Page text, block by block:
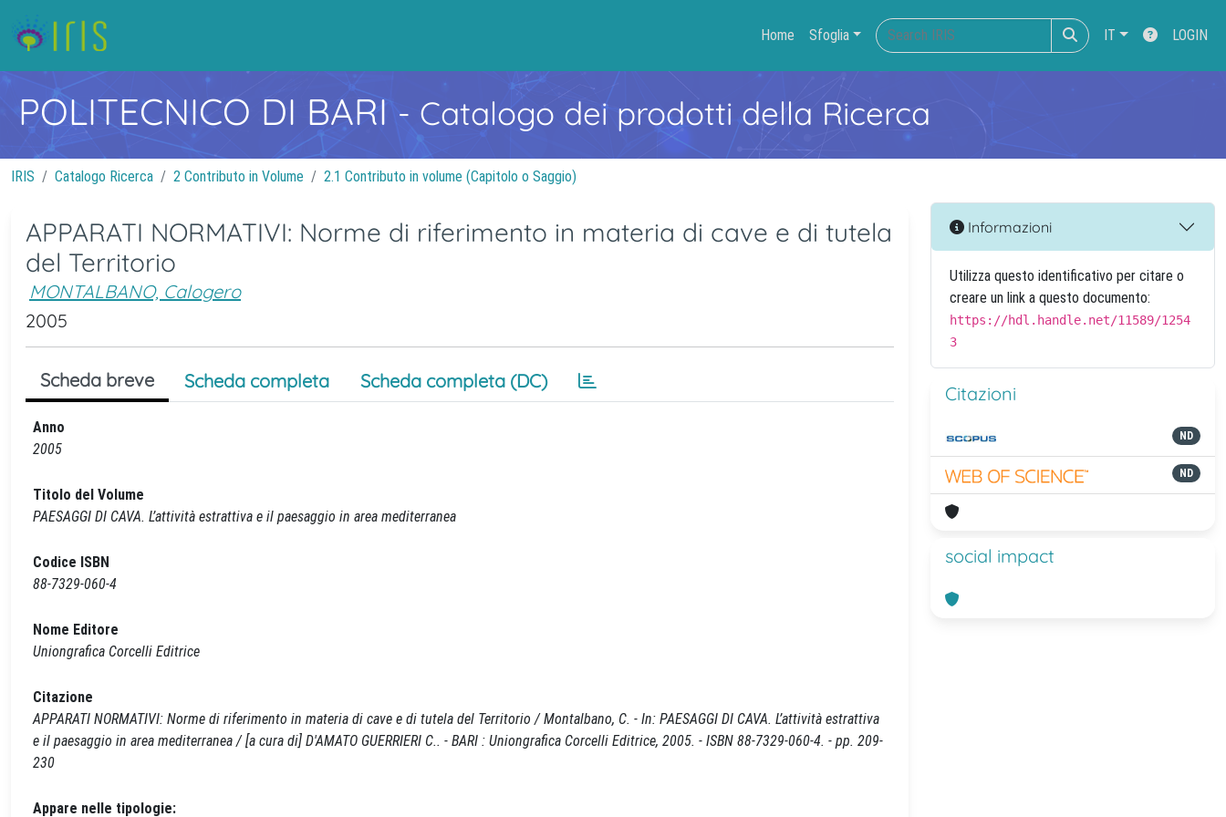
Home Sfoglia IT LOGIN
POLITECNICO DI BARI- Catalogo dei prodotti della Ricerca
IRIS Catalogo Ricerca 2 Contributo in Volume 2.1 Contributo in volume (Capitolo o Saggio)
APPARATI NORMATIVI: Norme di riferimento in materia di cave e di tutela
del Territorio
MONTALBANO, Calogero
2005
Scheda breve Scheda completa Scheda completa (DC)
Anno
2005
Titolo del Volume
PAESAGGI DI CAVA. L’attività estrattiva e il paesaggio in area mediterranea
Codice ISBN
88-7329-060-4
Nome Editore
Uniongrafica Corcelli Editrice
Citazione
APPARATI NORMATIVI: Norme di riferimento in materia di cave e di tutela del Territorio / Montalbano, C. - In: PAESAGGI DI CAVA. L’attività estrattiva
e il paesaggio in area mediterranea / [a cura di] D'AMATO GUERRIERI C.. - BARI : Uniongrafica Corcelli Editrice, 2005. - ISBN 88-7329-060-4. - pp. 209-
230
Appare nelle tipologie:
Informazioni
Utilizza questo identificativo per citare o
creare un link a questo documento:
https://hdl.handle.net/11589/1254
3
Citazioni
ND
ND
social impact